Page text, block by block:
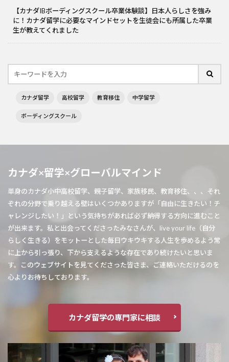
【カナダIBボーディングスクール卒業体験談】日本人らしさを強み
に！カナダ留学に必要なマインドセットを生徒会にも所属した卒業
生が教えてくれました
カナダ留学 高校留学 教育移住 中学留学
ボーディングスクール
カナダ×留学×グローバルマインド
単身のカナダ小中高校留学、親子留学、家族移民、教育移住、、、それ
ぞれの分野で乗り越える壁はいくつかありますが「自由に生きたい！チ
ャレンジしたい！」という気持ちがあれば必ず納得する方向に進むこと
が出来ます。私と出会ってくださったみなさんが、live your life（自分
らしく生きる）をモットーとした毎日ウキウキする人生を歩めるよう常
に上から引っ張り、下から支えるような存在であり続けたいと思いま
す。このウェブサイトを見てくださった皆さま、ご連絡いただけるのを
心よりお待ちしております。
カナダ留学の専門家に相談